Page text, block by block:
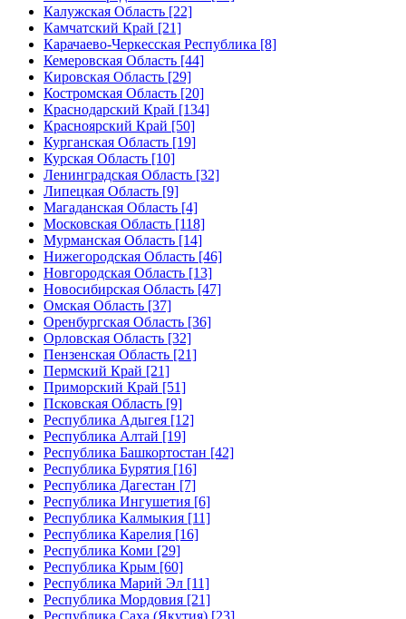
Калужская Область [22]
Камчатский Край [21]
Карачаево-Черкесская Республика [8]
Кемеровская Область [44]
Кировская Область [29]
Костромская Область [20]
Краснодарский Край [134]
Красноярский Край [50]
Курганская Область [19]
Курская Область [10]
Ленинградская Область [32]
Липецкая Область [9]
Магаданская Область [4]
Московская Область [118]
Мурманская Область [14]
Нижегородская Область [46]
Новгородская Область [13]
Новосибирская Область [47]
Омская Область [37]
Оренбургская Область [36]
Орловская Область [32]
Пензенская Область [21]
Пермский Край [21]
Приморский Край [51]
Псковская Область [9]
Республика Адыгея [12]
Республика Алтай [19]
Республика Башкортостан [42]
Республика Бурятия [16]
Республика Дагестан [7]
Республика Ингушетия [6]
Республика Калмыкия [11]
Республика Карелия [16]
Республика Коми [29]
Республика Крым [60]
Республика Марий Эл [11]
Республика Мордовия [21]
Республика Саха (Якутия) [23]